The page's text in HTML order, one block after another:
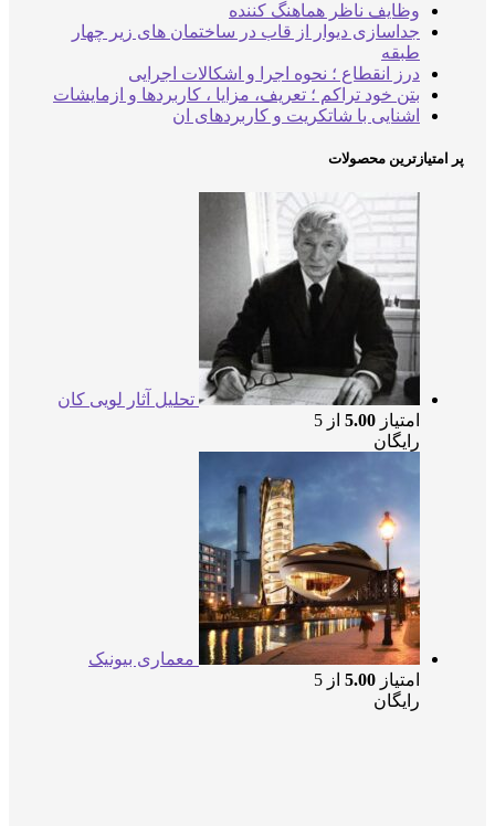
وظایف ناظر هماهنگ کننده
جداسازی دیوار از قاب در ساختمان های زیر چهار
طبقه
درز انقطاع ؛ نحوه اجرا و اشکالات اجرایی
بتن خود تراکم ؛ تعریف، مزایا ، کاربردها و ازمایشات
اشنایی با شاتکریت و کاربردهای ان
پر امتیازترین محصولات
تحلیل آثار لویی کان
امتیاز 5.00 از 5
رایگان
معماری بیونیک
امتیاز 5.00 از 5
رایگان